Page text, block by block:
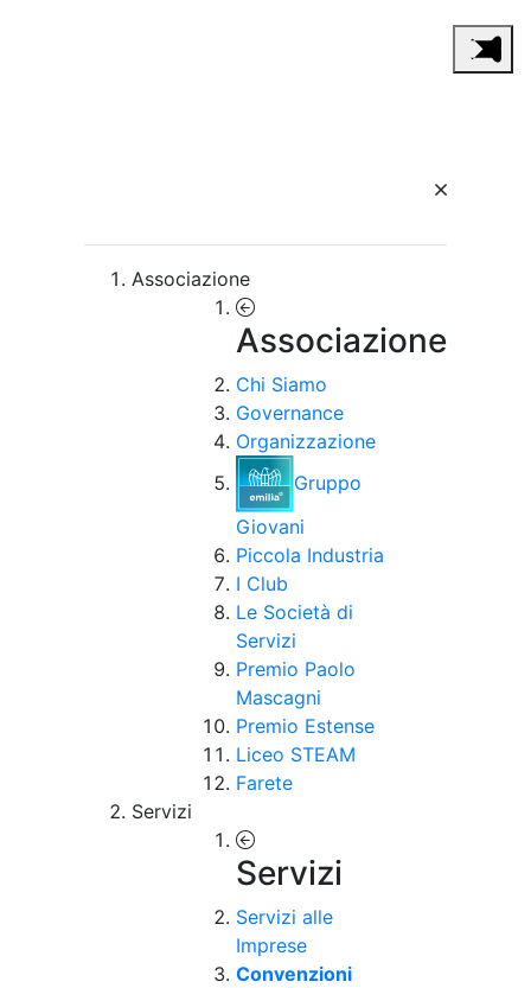
Associazione
Associazione
Chi Siamo
Governance
Organizzazione
Gruppo
Giovani
Piccola Industria
I Club
Le Società di
Servizi
Premio Paolo
Mascagni
Premio Estense
Liceo STEAM
Farete
Servizi
Servizi
Servizi alle
Imprese
Convenzioni